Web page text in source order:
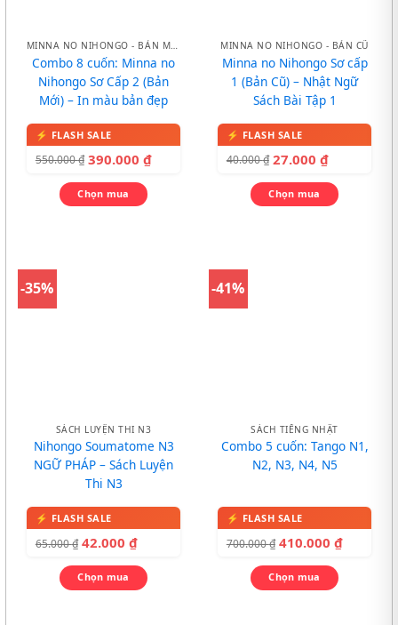
MINNA NO NIHONGO - BẢN MỚI
Combo 8 cuốn: Minna no
Nihongo Sơ Cấp 2 (Bản
Mới) – In màu bản đẹp
550.000₫ 390.000 ₫
Chọn mua
MINNA NO NIHONGO - BẢN CŨ
Minna no Nihongo Sơ cấp
1 (Bản Cũ) – Nhật Ngữ
Sách Bài Tập 1
40.000₫ 27.000 ₫
Chọn mua
-35%
SÁCH LUYỆN THI N3
Nihongo Soumatome N3
NGỮ PHÁP – Sách Luyện
Thi N3
65.000₫ 42.000 ₫
Chọn mua
-41%
SÁCH TIẾNG NHẬT
Combo 5 cuốn: Tango N1,
N2, N3, N4, N5
700.000₫ 410.000 ₫
Chọn mua